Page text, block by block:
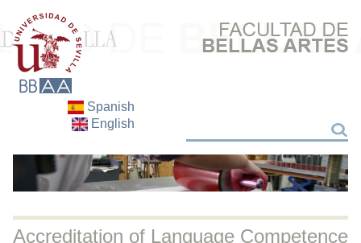
Spanish
English
Search
Accreditation of Language Competence